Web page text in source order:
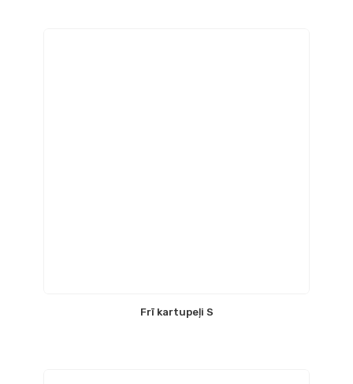
Frī kartupeļi S